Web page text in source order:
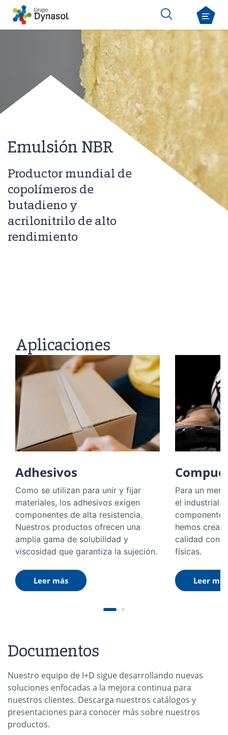
Emulsión NBR
Productor mundial de
copolímeros de
butadieno y
acrilonitrilo de alto
rendimiento
Aplicaciones
Adhesivos
Como se utilizan para unir y fijar
materiales, los adhesivos exigen
componentes de alta resistencia.
Nuestros productos ofrecen una
amplia gama de solubilidad y
viscosidad que garantiza la sujeción.
Leer más
Para un
el industrial
hemos
calidad con
físicas.
Leer más
Documentos
Nuestro equipo de I+D sigue desarrollando nuevas
soluciones enfocadas a la mejora continua para
nuestros clientes. Descarga nuestros catálogos y
presentaciones para conocer más sobre nuestros
productos.